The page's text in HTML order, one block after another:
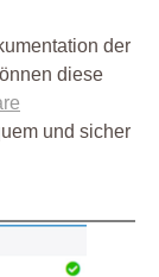
der
diese
und sicher